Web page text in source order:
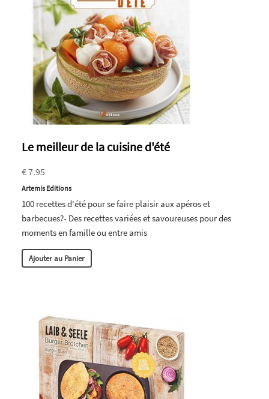
Le meilleur de la cuisine d'été
€ 7.95
Artemis Editions
100 recettes d'été pour se faire plaisir aux apéros et
barbecues?- Des recettes variées et savoureuses pour des
moments en famille ou entre amis
Ajouter au Panier